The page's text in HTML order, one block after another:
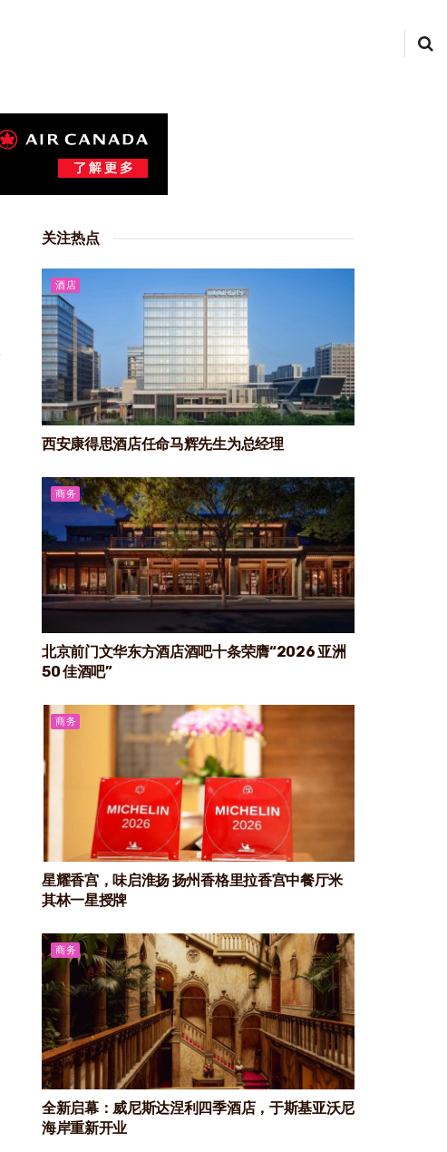
关注热点
酒店
西安康得思酒店任命马辉先生为总经理
商务
北京前门文华东方酒店酒吧十条荣膺“2026 亚洲
50 佳酒吧”
商务
星耀香宫，味启淮扬 扬州香格里拉香宫中餐厅米
其林一星授牌
商务
全新启幕：威尼斯达涅利四季酒店，于斯基亚沃尼
海岸重新开业